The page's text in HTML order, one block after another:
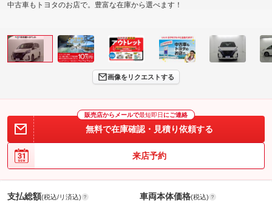
中古車もトヨタのお店で。豊富な在庫から選べます！
画像をリクエストする
販売店からメールで最短即日 にご連絡
無料で在庫確認・見積り依頼する
来店予約
支払総額(税込/リ済込) 車両本体価格(税込)